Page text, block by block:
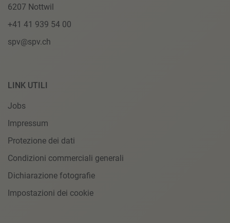
6207 Nottwil
+41 41 939 54 00
spv@spv.ch
LINK UTILI
Jobs
Impressum
Protezione dei dati
Condizioni commerciali generali
Dichiarazione fotografie
Impostazioni dei cookie